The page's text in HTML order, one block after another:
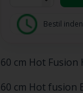
Bestil inden